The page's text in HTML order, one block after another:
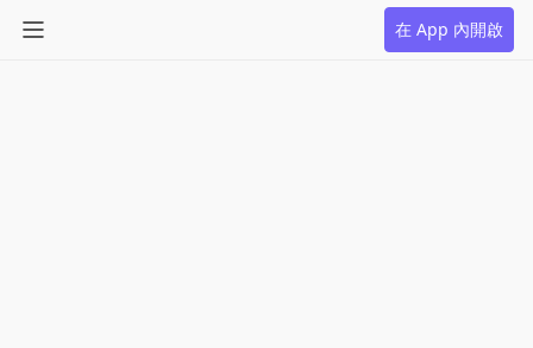
在 App 內開啟